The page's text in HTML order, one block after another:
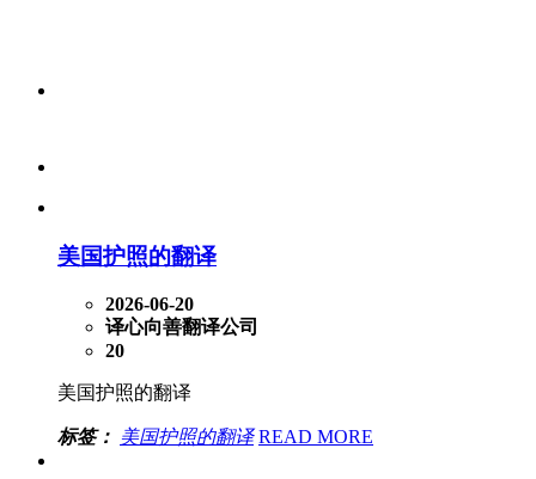
美国护照的翻译
2026-06-20
译心向善翻译公司
20
美国护照的翻译
标签： 美国护照的翻译 READ MORE